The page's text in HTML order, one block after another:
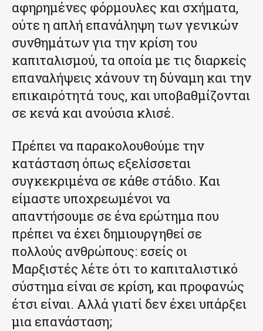
αφηρημένες φόρμουλες και σχήματα,
ούτε η απλή επανάληψη των γενικών
συνθημάτων για την κρίση του
καπιταλισμού, τα οποία με τις διαρκείς
επαναλήψεις χάνουν τη δύναμη και την
επικαιρότητά τους, και υποβαθμίζονται
σε κενά και ανούσια κλισέ.
Πρέπει να παρακολουθούμε την
κατάσταση όπως εξελίσσεται
συγκεκριμένα σε κάθε στάδιο. Και
είμαστε υποχρεωμένοι να
απαντήσουμε σε ένα ερώτημα που
πρέπει να έχει δημιουργηθεί σε
πολλούς ανθρώπους: εσείς οι
Μαρξιστές λέτε ότι το καπιταλιστικό
σύστημα είναι σε κρίση, και προφανώς
έτσι είναι. Αλλά γιατί δεν έχει υπάρξει
μια επανάσταση;